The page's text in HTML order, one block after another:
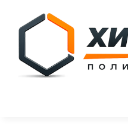
content